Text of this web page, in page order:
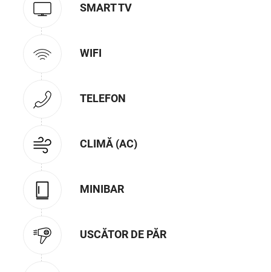
SMART TV
WIFI
TELEFON
CLIMĂ (AC)
MINIBAR
USCĂTOR DE PĂR